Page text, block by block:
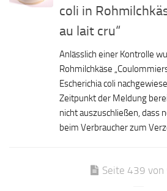
coli in
au lait cru“
Anlässlich einer Kontrolle
Rohmilchkäse
Escherichia coli
Zeitpunkt der Meldung
nicht auszuschließen, dass
beim Verbraucher zum
Seite 439 von